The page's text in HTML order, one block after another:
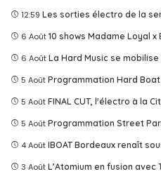
12:59 Les sorties électro de la
6 Août 10 shows Madame Loyal x
6 Août La Hard Music se
5 Août Programmation Hard
5 Août FINAL CUT, l'électro à la
5 Août Programmation Street
4 Août IBOAT Bordeaux renaît
3 Août L’Atomium en fusion avec